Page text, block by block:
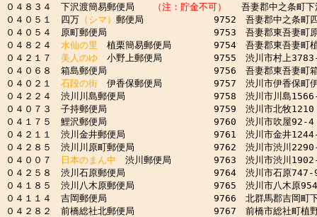
０４８３４　下沢渡簡易郵便局
（注：貯金不可）
吾妻郡中之条町下
０４０５１　四万 （シマ） 郵便局　　　　　　　 9752　吾妻郡中之条町
０４０５４　原町郵便局　　　　　　　　　　　 9753　吾妻郡東吾妻町
０４８２４ 水仙の里 植栗簡易郵便局　　　　 9754　吾妻郡東吾妻町
０４２１７ 美人のゆ 小野上郵便局　　　　　 9755　渋川市村上
０４０６８　箱島郵便局　　　　　　　　　　　 9756　吾妻郡東吾妻町
０４０２１ 石段の街 伊香保郵便局　　　　　 9757　渋川市伊香保町
０４２２４　渋川川島郵便局　　　　　　　　　 9758　渋川市川島
０４０７３　子持郵便局　　　　　　　　　　　 9759　渋川市北牧1210
０４１７５　鯉沢郵便局　　　　　　　　　　　 9760　渋川市吹屋92-4
０４２１１　渋川金井郵便局　　　　　　　　　 9761　渋川市金井
０４２８５　渋川川原町郵便局　　　　　　　　 9762　渋川市渋川
０４００７
日本のまん中 渋川郵便局　　　　 9763　渋川市渋川
０４２５８　渋川石原郵便局　　　　　　　　　 9764　渋川市石原747-
０４１８５　渋川八木原郵便局　　　　　　　　 9765　渋川市八木原
０４１１４　吉岡郵便局　　　　　　　　　　　 9766　北群馬郡吉岡町
０４２８２　前橋総社北郵便局　　　　　　　　 9767　前橋市総社町植